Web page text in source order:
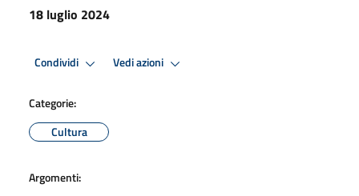
18 luglio 2024
Condividi Vedi azioni
Categorie:
Cultura
Argomenti: